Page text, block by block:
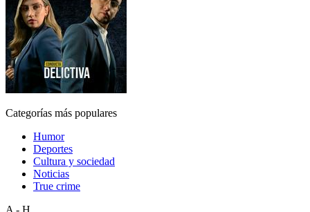
Categorías más populares
Humor
Deportes
Cultura y sociedad
Noticias
True crime
A - H